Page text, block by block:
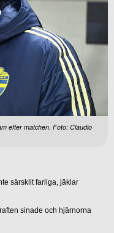
efter matchen. Foto: Claudio
särskilt farliga, jäklar
sinade och hjärnorna